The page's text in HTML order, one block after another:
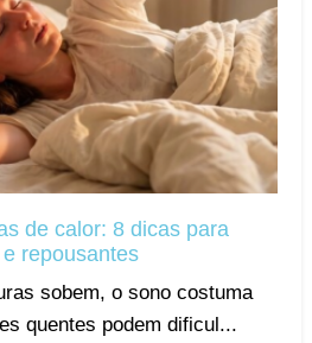
de calor: 8 dicas para
repousantes
sobem, o sono costuma
quentes podem dificul...